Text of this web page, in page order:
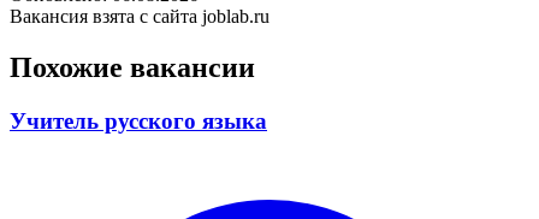
Вакансия взята с сайта joblab.ru
Похожие вакансии
Учитель русского языка